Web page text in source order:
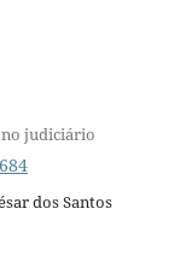
no judiciário
dos Santos